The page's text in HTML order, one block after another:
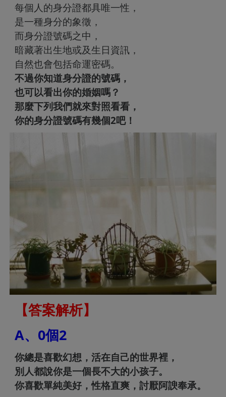
每個人的身分證都具唯一性，
是一種身分的象徵，
而身分證號碼之中，
暗藏著出生地或及生日資訊，
自然也會包括命運密碼。
不過你知道身分證的號碼，
也可以看出你的婚姻嗎？
那麼下列我們就來對照看看，
你的身分證號碼有幾個2吧！
【答案解析】
A、0個2
你總是喜歡幻想，活在自己的世界裡，
別人都說你是一個長不大的小孩子。
你喜歡單純美好，性格直爽，討厭阿諛奉承。